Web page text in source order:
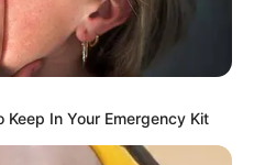
por orden judicial,
el secuestro de la ex
y que también es
que hemos venido
la Policía Nacional y el
Keep In Your Emergency Kit